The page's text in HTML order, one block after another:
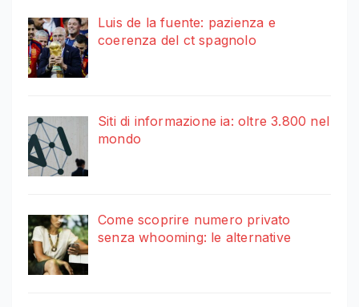
Luis de la fuente: pazienza e
coerenza del ct spagnolo
Siti di informazione ia: oltre 3.800 nel
mondo
Come scoprire numero privato
senza whooming: le alternative